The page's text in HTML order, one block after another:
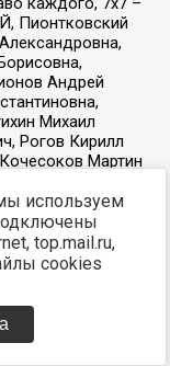
используем
top.mail.ru,
cookies